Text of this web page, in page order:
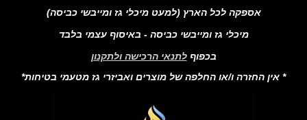
אספקה לכל הארץ (למעט מיכלי גז ומייבשי כביסה)
מיכלי גז ומייבשי כביסה - באיסוף עצמי בלבד
בכפוף לתנאי הרכישה ולתקנון
* אין החזרה ו/או החלפה של מוצרים ואביזרי גז מטעמי בטיחות*